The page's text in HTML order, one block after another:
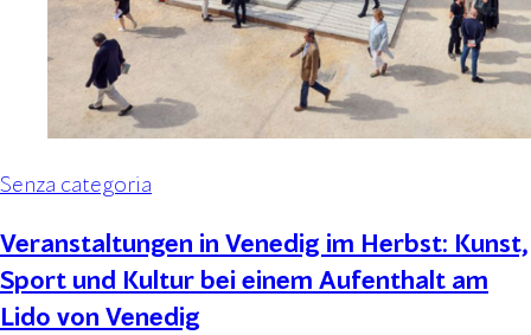
Senza categoria
Veranstaltungen in Venedig im Herbst: Kunst,
Sport und Kultur bei einem Aufenthalt am
Lido von Venedig